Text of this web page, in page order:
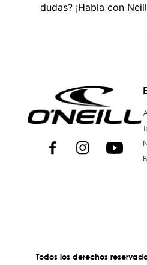
dudas? ¡Habla con
Todos los derechos